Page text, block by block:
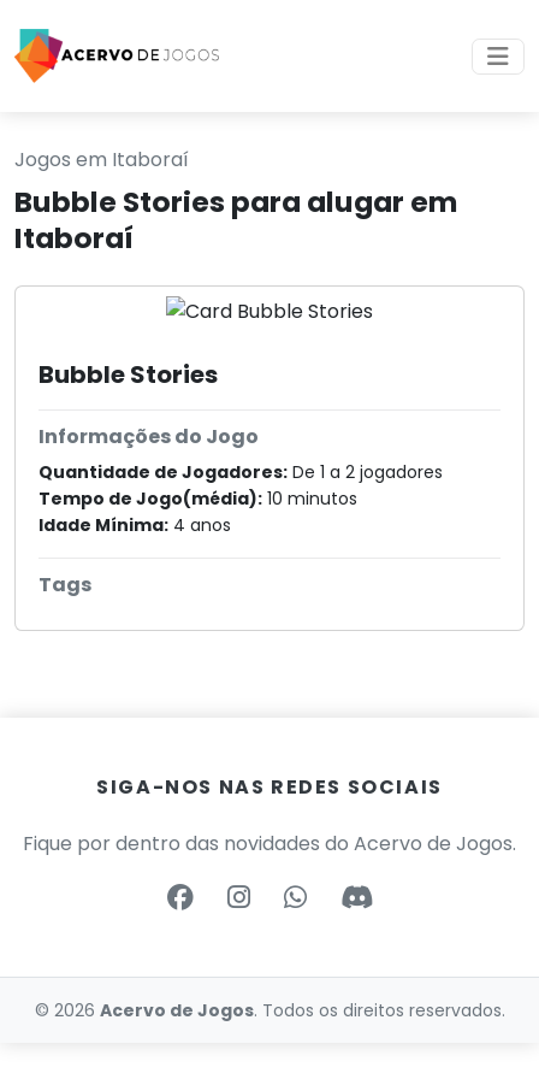
Jogos em Itaboraí
Bubble Stories para alugar em
Itaboraí
Bubble Stories
Informações do Jogo
Quantidade de Jogadores: De 1 a 2 jogadores
Tempo de Jogo(média): 10 minutos
Idade Mínima: 4 anos
Tags
SIGA-NOS NAS REDES SOCIAIS
Fique por dentro das novidades do Acervo de Jogos.
© 2026 Acervo de Jogos. Todos os direitos reservados.